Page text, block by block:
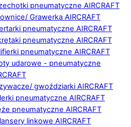
pneumatyczne AIRCRAFT
Grawerka AIRCRAFT
pneumatyczne AIRCRAFT
pneumatyczne AIRCRAFT
pneumatyczne AIRCRAFT
udarowe - pneumatyczne
gwoździarki AIRCRAFT
pneumatyczne AIRCRAFT
pneumatyczne AIRCRAFT
linkowe AIRCRAFT